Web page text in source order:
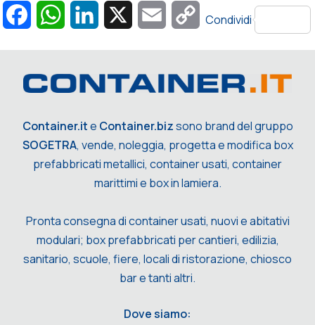
FacebookWhatsAppLinkedIn Email
Copy
Condividi
Container.ite Container.bizsono brand del gruppo
SOGETRA, vende, noleggia, progetta e modifica box
prefabbricati metallici, container usati, container
marittimi e box in lamiera.
Pronta consegna di container usati, nuovi e abitativi
modulari; box prefabbricati per cantieri, edilizia,
sanitario, scuole, fiere, locali di ristorazione, chiosco
bar e tanti altri.
Dove siamo: